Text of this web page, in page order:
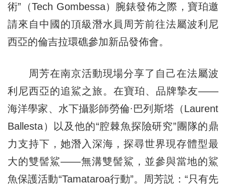
術”（Tech Gombessa）腕錶發佈之際，寶珀邀
請來自中國的頂級潛水員周芳前往法屬波利尼
西亞的倫吉拉環礁參加新品發佈會。
周芳在南京活動現場分享了自己在法屬波
利尼西亞的追鯊之旅。在寶珀、品牌摯友——
海洋學家、水下攝影師勞倫·巴列斯塔（Laurent
Ballesta）以及他的“腔棘魚探險研究”團隊的鼎
力支持下，她潛入深海，探尋世界現存體型最
大的雙髻鯊——無溝雙髻鯊，並參與當地的鯊
魚保護活動“Tamataroa行動”。周芳説：“只有先